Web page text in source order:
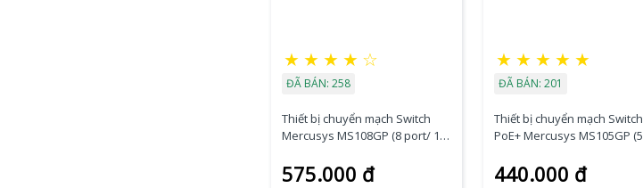
★ ★ ★ ★ ☆
ĐÃ BÁN: 258
Thiết bị chuyển mạch Switch
Mercusys MS108GP (8 port/ 1
575.000 đ
★ ★ ★ ★ ★
ĐÃ BÁN: 201
Thiết bị chuyển mạch Switch
PoE+ Mercusys MS105GP (5
440.000 đ